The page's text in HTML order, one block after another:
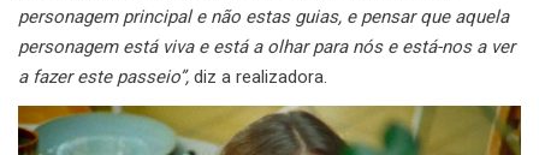
personagem principal e não estas guias, e pensar que aquela
personagem está viva e está a olhar para nós e está-nos a ver
a fazer este passeio”, diz a realizadora.